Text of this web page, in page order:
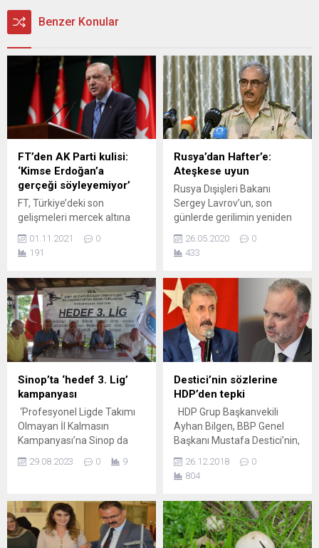
Benzer Konular
FT’den AK Parti kulisi:
‘Kimse Erdoğan’a
gerçeği söyleyemiyor’
FT, Türkiye’deki son
gelişmeleri mercek altına
içinden görüşlere de yer
verdi. Bir yetkili, ekonomi
Erdoğan’a gerçeği
söyleyemediğini’ öne sürdü.
İngiliz gazetesi Financial
Times (FT), Türkiye’deki
ekonomik sorunları ve
bunlara paralel olarak
siyaset sahnesinde yaşanan
gelişmeleri mercek altına
aldı. ‘Erdoğan’ı zor
durumdaki ekonomi mi
devirecek?’...
01.11.2021
0
191
Rusya’dan Hafter’e:
Ateşkese uyun
Rusya Dışişleri Bakanı
Sergey Lavrov’un, son
günlerde gerilimin yeniden
çağrısı yaptığı açıklandı. Rus
Dışişleri’nin açıklaması,
uçak gemisi gönderdi’
iddiasının üzerine geldi.
Libya’da son dönemde artan
gerilin konusunda Rusya ve
ABD’den peş peşe
açıklamalar geliyor. ABD
ordusu Rusya’yı ‘General
Halife Hafter güçlerini
desteklemek için Libya’ya
savaş...
26.05.2020
0
433
Sinop’ta ‘hedef 3. Lig’
kampanyası
‘Profesyonel Ligde Takımı
Olmayan İl Kalmasın
Kampanyası’na Sinop da
ligde futbol takımları
Federasyonlarının(ASKF)
temsilcileri ile gazeteciler
cemiyeti temsilcileri ortak
29.08.2023 0 9
Destici’nin sözlerine
HDP’den tepki
HDP Grup Başkanvekili
Ayhan Bilgen, BBP Genel
Başkanı Mustafa Destici’nin,
sözlerine “Biz 6 milyonun
uzantısıyız” yanıtı verdi.
Genel Başkanı, Ankara
Milletvekili Mustafa
Destici’nin bütçe
26.12.2018
0
804